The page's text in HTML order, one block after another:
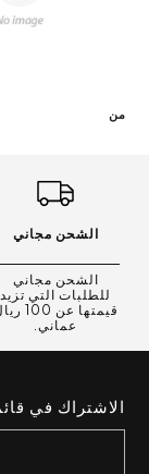
من
الشحن مجاني
الشحن مجاني
للطلبات التي تزيد
قيمتها عن
عماني.
الاشتراك في